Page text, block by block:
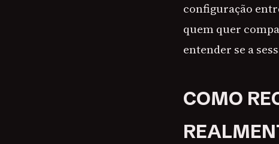
configuração
quem quer
entender se a
COMO